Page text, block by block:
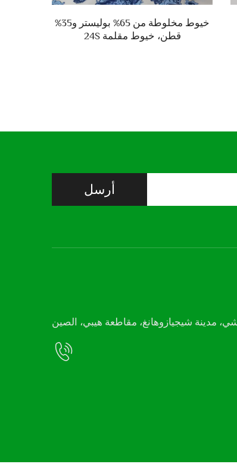
خيوط مخلوطة من 65% بوليستر و35%
قطن، خيوط مقلمة 24S
أرسل